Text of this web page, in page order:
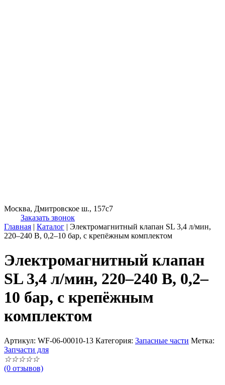
Москва, Дмитровское ш., 157с7
Заказать звонок
Главная | Каталог | Электромагнитный клапан SL 3,4 л/мин,
220–240 В, 0,2–10 бар, с крепёжным комплектом
Электромагнитный клапан
SL 3,4 л/мин, 220–240 В, 0,2–
10 бар, с крепёжным
комплектом
Артикул: WF-06-00010-13 Категория: Запасные части Метка:
Запчасти для
☆☆☆☆☆
(0 отзывов)